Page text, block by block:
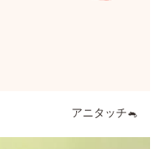
アニタッチ🐁